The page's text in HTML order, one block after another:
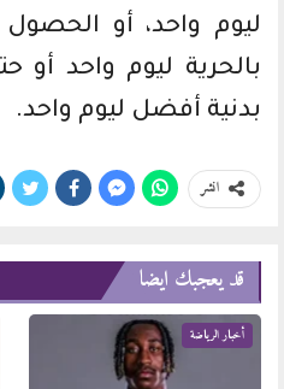
ليوم واحد، أو
بالحرية ليوم واحد
بدنية أفضل ليوم واحد.
انشر
قد يعجبك ايضا
أخبار الرياضة